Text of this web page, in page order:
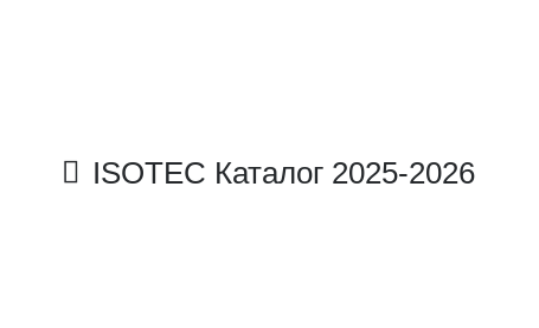
ISOTEC Каталог 2025-2026